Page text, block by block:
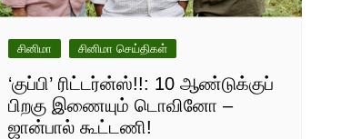
சினிமா சினிமா செய்திகள்
‘குப்பி’ ரிட்டர்ன்ஸ்!!: 10 ஆண்டுக்குப்
பிறகு இணையும் டொவினோ –
ஜான்பால் கூட்டணி!